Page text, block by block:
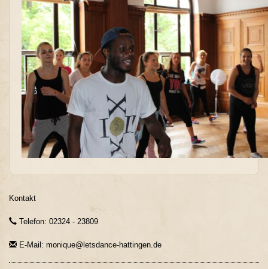
Kontakt
Telefon: 02324 - 23809
E-Mail: monique@letsdance-hattingen.de